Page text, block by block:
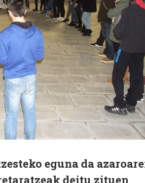
eguna da
deitu zituen